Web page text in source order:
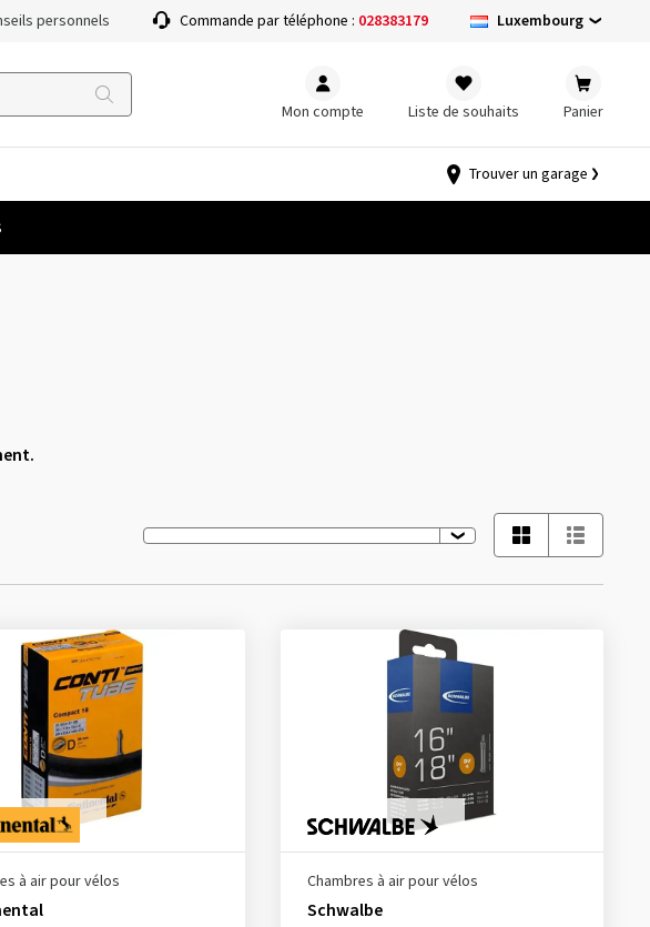
personnels Commande par téléphone : 028383179 Luxembourg
Mon compte Liste de souhaits Panier
Trouver un garage
à air pour vélos Chambres à air pour vélos
Schwalbe